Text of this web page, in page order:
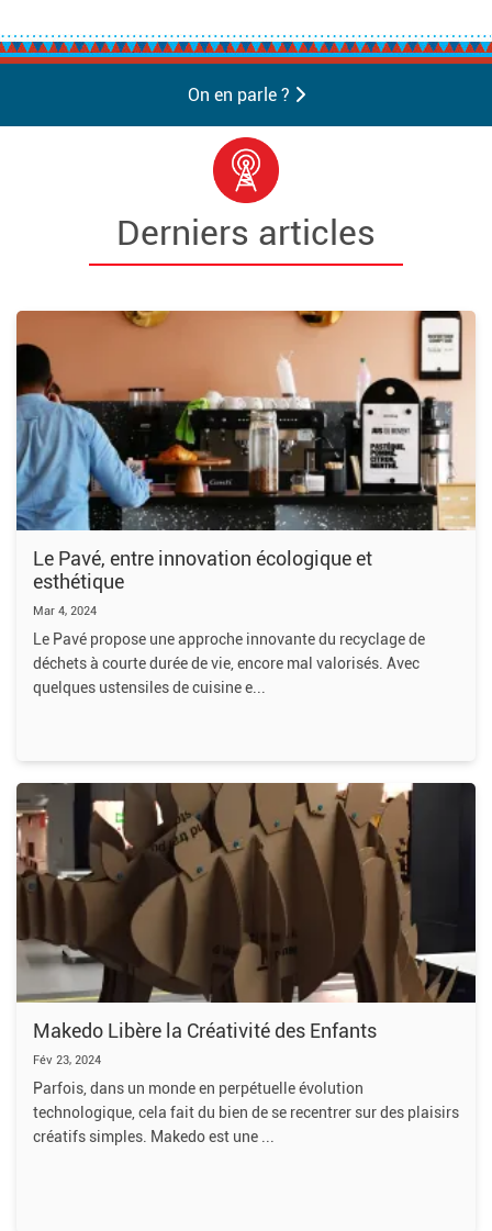
On en parle ?
Derniers articles
Le Pavé, entre innovation écologique et
esthétique
Mar 4, 2024
Le Pavé propose une approche innovante du recyclage de
déchets à courte durée de vie, encore mal valorisés. Avec
quelques ustensiles de cuisine e
Makedo Libère la Créativité des Enfants
Fév 23, 2024
Parfois, dans un monde en perpétuelle évolution
technologique, cela fait du bien de se recentrer sur des plaisirs
créatifs simples. Makedo est une